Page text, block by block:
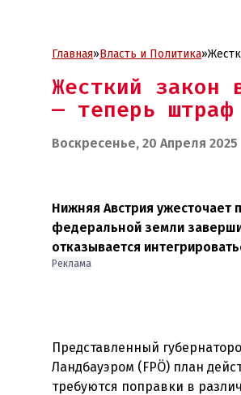
Главная»Власть и Политика»
Жесткий закон
— теперь
Воскресенье, 20 Апреля 2025
Нижняя Австрия ужесточает
федеральной земли
отказывается
Реклама
Представленный
Ландбауэром (FPÖ) план
требуются поправки в